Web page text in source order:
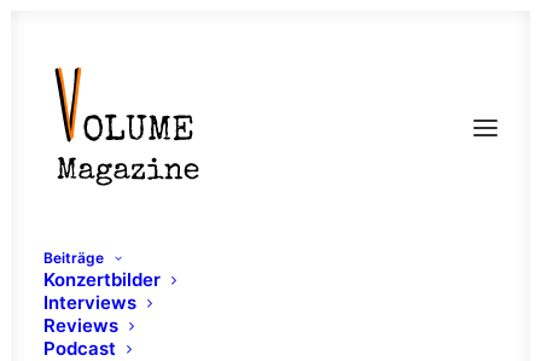
Beiträge
Konzertbilder
Interviews
Reviews
Podcast